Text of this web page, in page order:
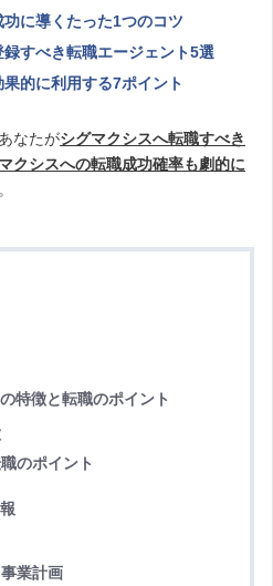
に導くたった1つのコツ
すべき転職エージェント5選
的に利用する7ポイント
なたがシグマクシスへ転職すべき
クシスへの転職成功確率も劇的に
特徴と転職のポイント
のポイント
業計画